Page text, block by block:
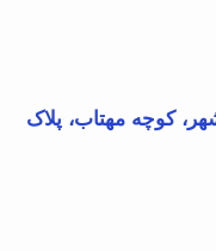
کوچه مهتاب، پلاک